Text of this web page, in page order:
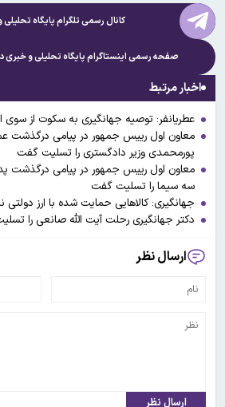
کانال رسمی تلگرام پایگاه
صفحه رسمی اینستاگرام پایگاه تحلیلی و خبری
اخبار مرتبط
عطریانفر: توصیه جهانگیری به سکوت از سوی
معاون اول رییس جمهور در پیامی درگذشت
پورمحمدی وزیر دادگستری را تسلیت گفت
معاون اول رییس جمهور در پیامی درگذشت
سه سیما را تسلیت گفت
جهانگیری: کالاهایی حمایت شده با ارز دولتی
دکتر جهانگیری رحلت آیت الله صانعی را
ارسال نظر
ارسال نظر